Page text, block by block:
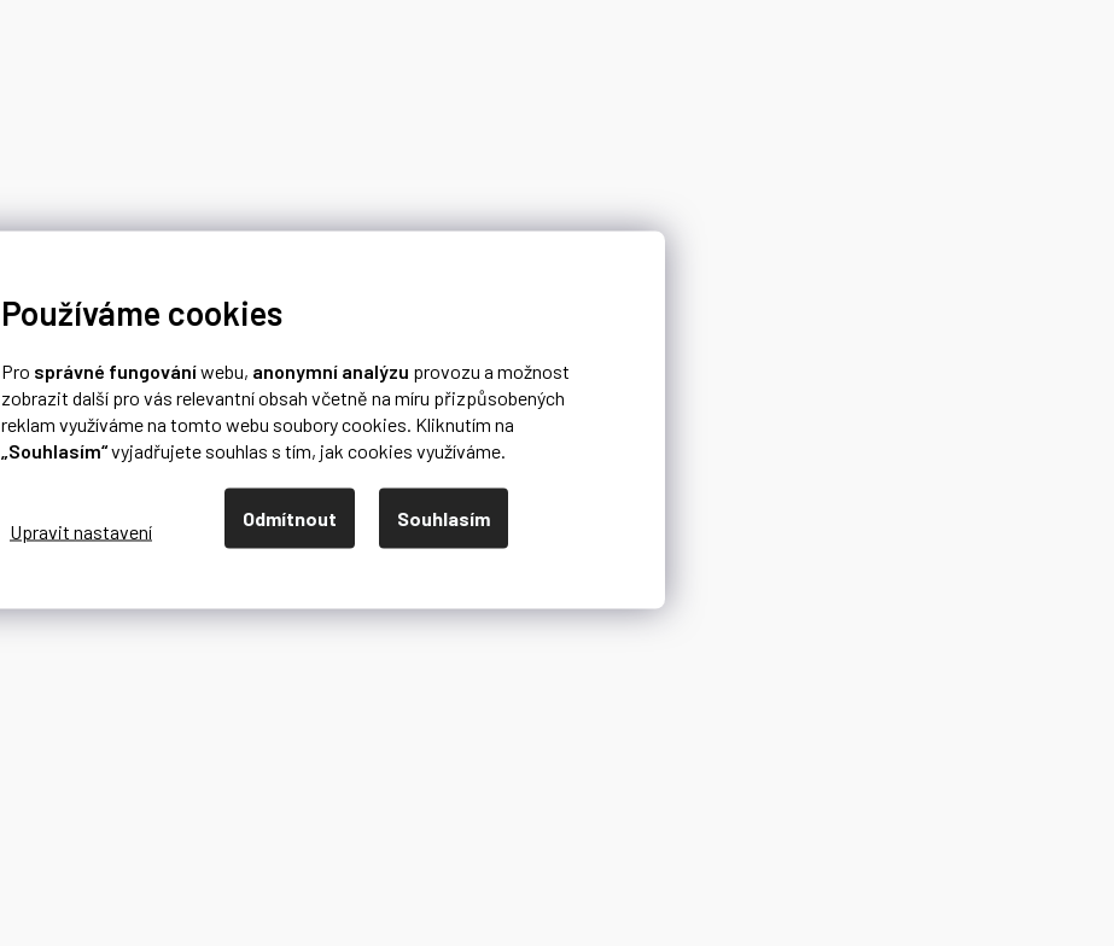
Používáme cookies
Pro správné fungováníwebu, anonymní analýzu provozu a možnost
zobrazit další pro vás relevantní obsah včetně na míru přizpůsobených
reklam využíváme na tomto webu soubory cookies. Kliknutím na
„Souhlasím“vyjadřujete souhlas s tím, jak cookies využíváme.
Odmítnout Souhlasím